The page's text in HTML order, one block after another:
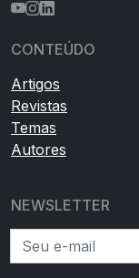
CONTEÚDO
Artigos
Revistas
Temas
Autores
NEWSLETTER
Seu e-mail